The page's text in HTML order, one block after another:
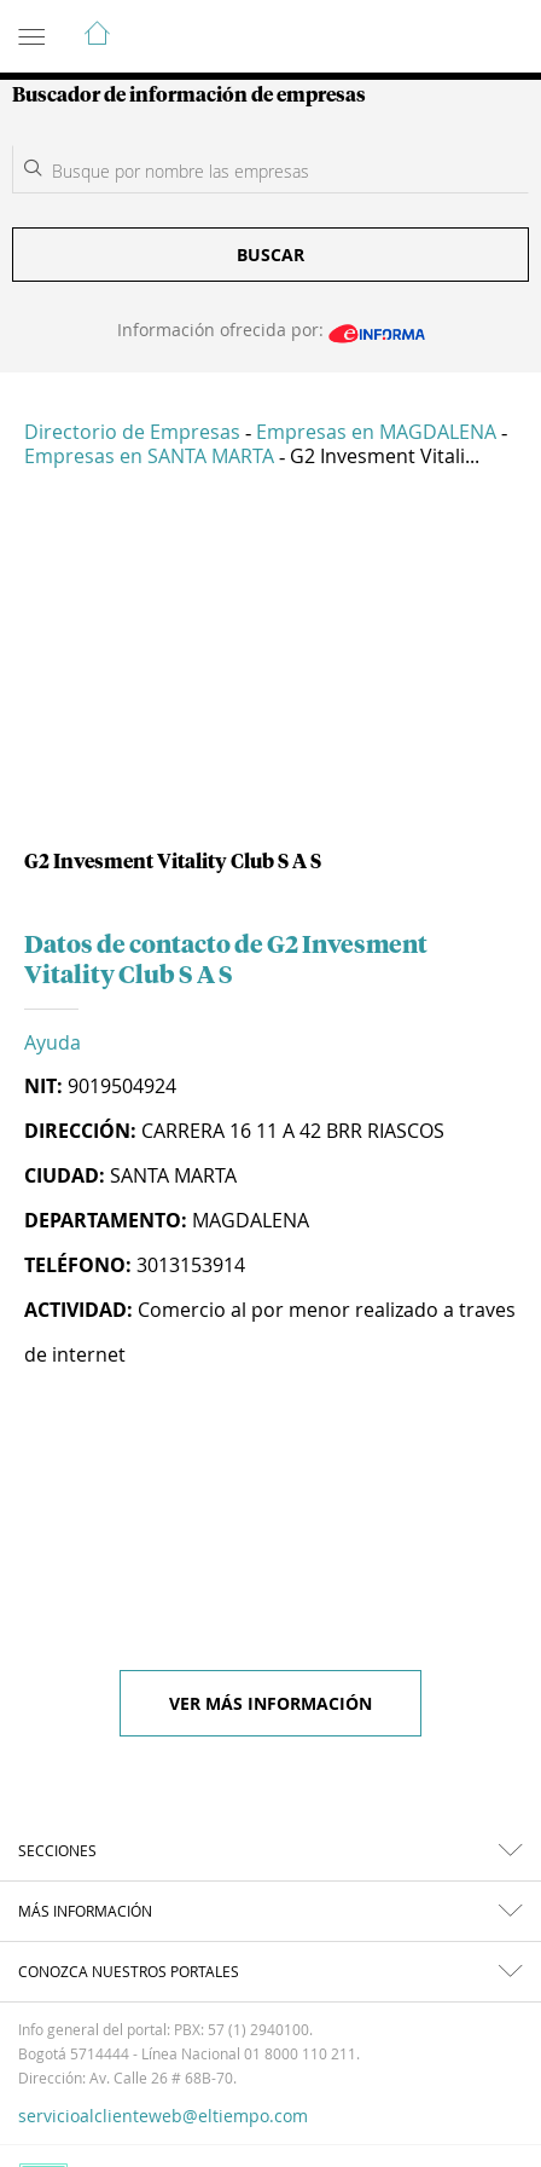
Guía de Empresas Colombianas
Buscador de información de empresas
BUSCAR
Información ofrecida por:
Directorio de Empresas - Empresas en MAGDALENA -
Empresas en SANTA MARTA - G2 Invesment Vitali...
G2 Invesment Vitality Club S A S
Datos de contacto de G2 Invesment
Vitality Club S A S
Ayuda
NIT: 9019504924
DIRECCIÓN: CARRERA 16 11 A 42 BRR RIASCOS
CIUDAD: SANTA MARTA
DEPARTAMENTO: MAGDALENA
TELÉFONO: 3013153914
ACTIVIDAD: Comercio al por menor realizado a traves
de internet
VER MÁS INFORMACIÓN
SECCIONES
MÁS INFORMACIÓN
CONOZCA NUESTROS PORTALES
Info general del portal: PBX: 57 (1) 2940100.
Bogotá 5714444 - Línea Nacional 01 8000 110 211.
Dirección: Av. Calle 26 # 68B-70.
servicioalclienteweb@eltiempo.com